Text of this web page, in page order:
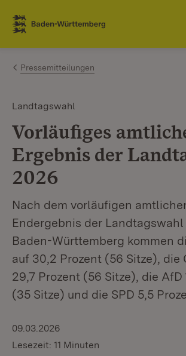
Zum Inhalt springen
Link zur Startseite
Pressemitteilungen
Landtagswahl
Vorläufiges
Ergebnis der
2026
Nach dem vorläufigen
Endergebnis der
Baden-Württemberg kommen
auf 30,2 Prozent (56 Sitze), die
29,7 Prozent (56 Sitze), die AfD
(35 Sitze) und die SPD 5,5
09.03.2026
Lesezeit: 11 Minuten